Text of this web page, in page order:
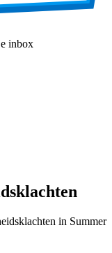
inbox
in Summer